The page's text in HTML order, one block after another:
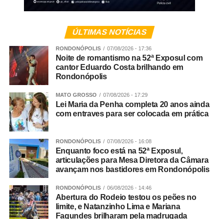
para atendimento de casos de alta complexidade
Você disse que somos o estado que melhor aplica a lei
Maria da Penha, mas mesmo assim estamos nesse
ranking de onde mais morrem mulheres. Como explicar
esse paradoxo?
Rosana Leite – Eu explico da seguinte forma: apenas o
Sistema de Justiça não é capaz de resolver tudo. Não é
possível resolver todo esse problema apenas com a
aplicação da lei. Por isso que eu sempre defendo que o
aumento de pena jamais vai resolver a situação. Nós
vivemos em um país que não socializa e não
ressocializa. A ressocialização das pessoas é quase
impossível. Um dia cumprindo pena em uma cadeia do
Brasil é horrível. Nós precisamos trabalhar a prevenção.
ÚLTIMAS NOTÍCIAS
RONDONÓPOLIS 07/08/2026 - 17:36
Noite de romantismo na 52ª Exposul com
cantor Eduardo Costa brilhando em
Rondonópolis
MATO GROSSO 07/08/2026 - 17:29
Lei Maria da Penha completa 20 anos ainda
com entraves para ser colocada em prática
RONDONÓPOLIS 07/08/2026 - 16:08
Enquanto foco está na 52ª Exposul,
articulações para Mesa Diretora da Câmara
avançam nos bastidores em Rondonópolis
RONDONÓPOLIS 06/08/2026 - 14:46
Abertura do Rodeio testou os peões no
limite, e Natanzinho Lima e Mariana
Fagundes brilharam pela madrugada